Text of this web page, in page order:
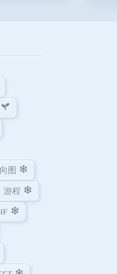
图
游程